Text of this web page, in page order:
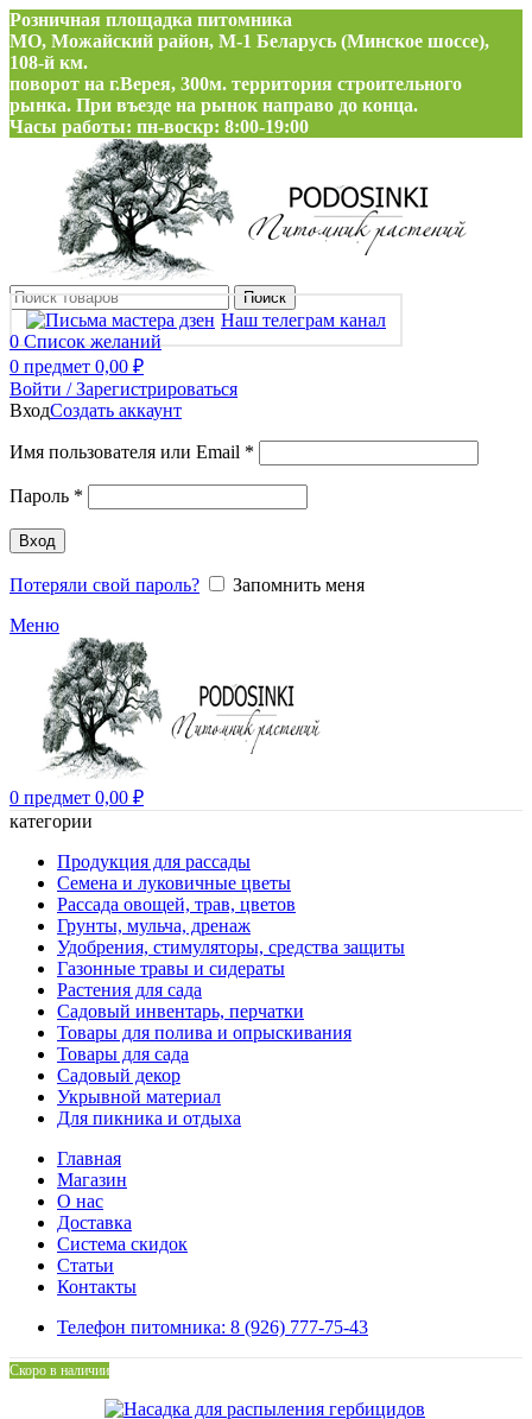
Розничная площадка питомника
МО, Можайский район, М-1 Беларусь (Минское шоссе),
108-й км.
поворот на г.Верея, 300м. территория строительного
рынка. При въезде на рынок направо до конца.
Часы работы: пн-воскр: 8:00-19:00
Поиск
Наш телеграм канал
0 Список желаний
0 предмет 0,00 ₽
Войти / Зарегистрироваться
ВходСоздать аккаунт
Имя пользователя или Email *
Пароль *
Вход
Потеряли свой пароль?
Запомнить меня
Меню
0 предмет 0,00 ₽
категории
Продукция для рассады
Семена и луковичные цветы
Рассада овощей, трав, цветов
Грунты, мульча, дренаж
Удобрения, стимуляторы, средства защиты
Газонные травы и сидераты
Растения для сада
Садовый инвентарь, перчатки
Товары для полива и опрыскивания
Товары для сада
Садовый декор
Укрывной материал
Для пикника и отдыха
Главная
Магазин
О нас
Доставка
Система скидок
Статьи
Контакты
Телефон питомника: 8 (926) 777-75-43
Скоро в наличии